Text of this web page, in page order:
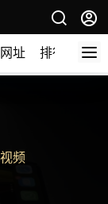
网址 排行榜
频